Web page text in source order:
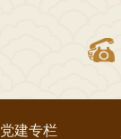
党建专栏